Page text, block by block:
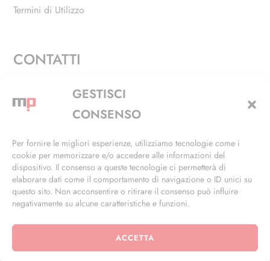
GESTISCI
CONSENSO
Per fornire le migliori esperienze, utilizziamo tecnologie come i
cookie per memorizzare e/o accedere alle informazioni del
dispositivo. Il consenso a queste tecnologie ci permetterà di
elaborare dati come il comportamento di navigazione o ID unici su
questo sito. Non acconsentire o ritirare il consenso può influire
negativamente su alcune caratteristiche e funzioni.
ACCETTA
Termini di Utilizzo
CONTATTI
Via Alfieri, 27 - Trezzano Sul Naviglio (MI)
+39 02 4846 3155
info@masterphil.it